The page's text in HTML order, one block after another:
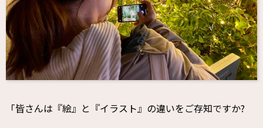
「皆さんは『絵』と『イラスト』の違いをご存知ですか?